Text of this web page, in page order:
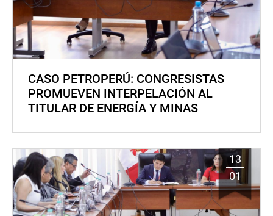
CASO PETROPERÚ: CONGRESISTAS
PROMUEVEN INTERPELACIÓN AL
TITULAR DE ENERGÍA Y MINAS
13
01